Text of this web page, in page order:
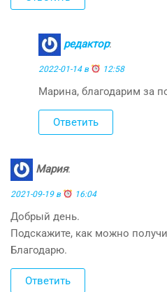
редактор:
2022-01-14 в 12:58
Марина, благодарим за
Ответить
Мария:
2021-09-19 в 16:04
Добрый день.
Подскажите, как можно
Благодарю.
Ответить